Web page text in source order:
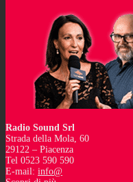
Radio Sound Srl
Strada della Mola, 60
29122 – Piacenza
Tel 0523 590 590
E-mail: info@